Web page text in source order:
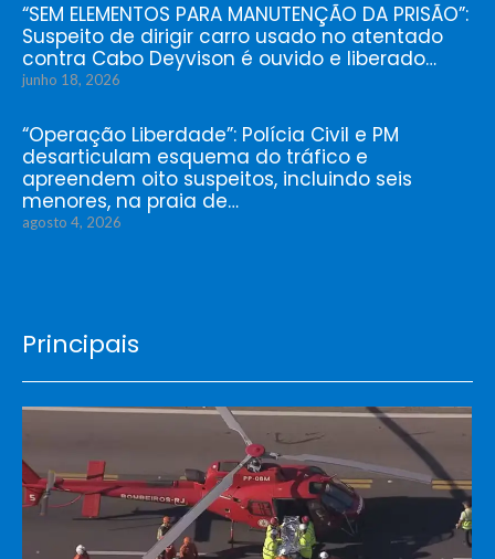
“SEM ELEMENTOS PARA MANUTENÇÃO DA PRISÃO”:
Suspeito de dirigir carro usado no atentado
contra Cabo Deyvison é ouvido e liberado…
junho 18, 2026
“Operação Liberdade”: Polícia Civil e PM
desarticulam esquema do tráfico e
apreendem oito suspeitos, incluindo seis
menores, na praia de…
agosto 4, 2026
Principais